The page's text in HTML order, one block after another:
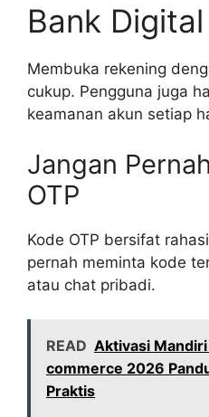
Bank Digital
Membuka rekening
cukup. Pengguna juga
keamanan akun setiap
Jangan
OTP
Kode OTP bersifat
pernah meminta kode
atau chat pribadi.
READ Aktivasi
commerce 2026
Praktis